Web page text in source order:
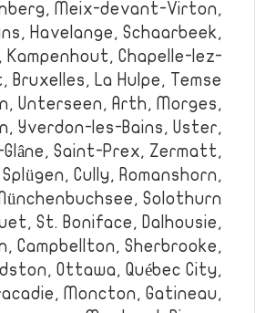
Meix-devant-Virton,
Havelange, Schaarbeek,
Kampenhout, Chapelle-lez-
Bruxelles, La Hulpe, Temse.
Unterseen, Arth, Morges,
Yverdon-les-Bains, Uster,
Saint-Prex, Zermatt,
Splügen, Cully, Romanshorn,
Solothurn.
St. Boniface, Dalhousie,
Campbellton, Sherbrooke,
Ottawa, Québec City,
Moncton, Gatineau,